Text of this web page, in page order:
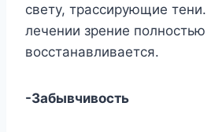
свету, трассирующие
лечении зрение полностью
восстанавливается.
-Забывчивость